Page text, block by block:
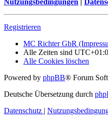
Nutzungsbedingungen |
Registrieren
MC Richter GbR
Alle Zeiten sind
Alle Cookies löschen
Powered by phpBB® Forum
Deutsche Übersetzung durch
Datenschutz |